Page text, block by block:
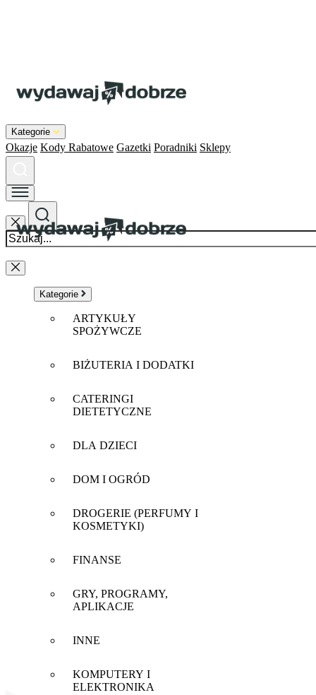
Kategorie
Okazje Kody Rabatowe Gazetki Poradniki Sklepy
Kategorie
ARTYKUŁY
SPOŻYWCZE
BIŻUTERIA I DODATKI
CATERINGI
DIETETYCZNE
DLA DZIECI
DOM I OGRÓD
DROGERIE (PERFUMY I
KOSMETYKI)
FINANSE
GRY, PROGRAMY,
APLIKACJE
INNE
KOMPUTERY I
ELEKTRONIKA